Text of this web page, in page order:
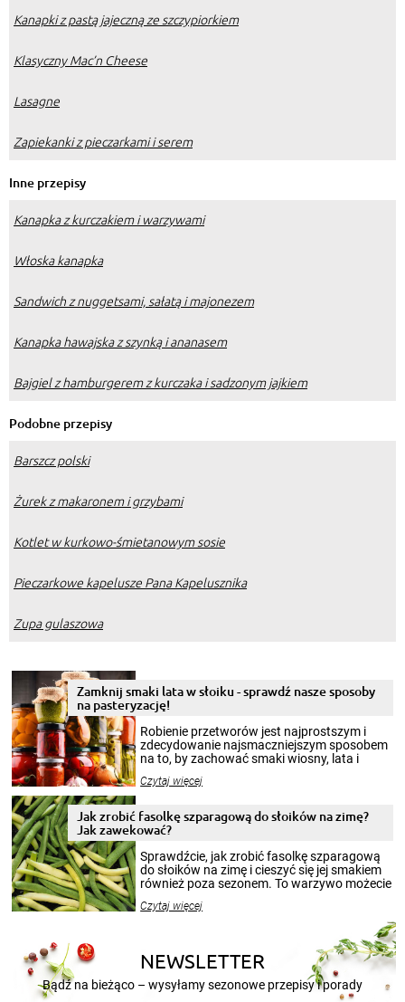
Kanapki z pastą jajeczną ze szczypiorkiem
Klasyczny Mac’n Cheese
Lasagne
Zapiekanki z pieczarkami i serem
Inne przepisy
Kanapka z kurczakiem i warzywami
Włoska kanapka
Sandwich z nuggetsami, sałatą i majonezem
Kanapka hawajska z szynką i ananasem
Bajgiel z hamburgerem z kurczaka i sadzonym jajkiem
Podobne przepisy
Barszcz polski
Żurek z makaronem i grzybami
Kotlet w kurkowo-śmietanowym sosie
Pieczarkowe kapelusze Pana Kapelusznika
Zupa gulaszowa
Zamknij smaki lata w słoiku - sprawdź nasze sposoby
na pasteryzację!
Robienie przetworów jest najprostszym i
zdecydowanie najsmaczniejszym sposobem
na to, by zachować smaki wiosny, lata i
krajobrazów, by cieszyć nimi oko w sezonie
pełni poczuć atmosferę cieplejszych
miesięcy. Przygotowanie słoików ze
patenty, które pozwolą zachować świeżość
przetworów.
Czytaj więcej
Jak zrobić fasolkę szparagową do słoików na zimę?
Jak zawekować?
Sprawdźcie, jak zrobić fasolkę szparagową
do słoików na zimę i cieszyć się jej smakiem
również poza sezonem. To warzywo możecie
nasze propozycje!
Czytaj więcej
NEWSLETTER
Bądź na bieżąco – wysyłamy sezonowe przepisy i porady